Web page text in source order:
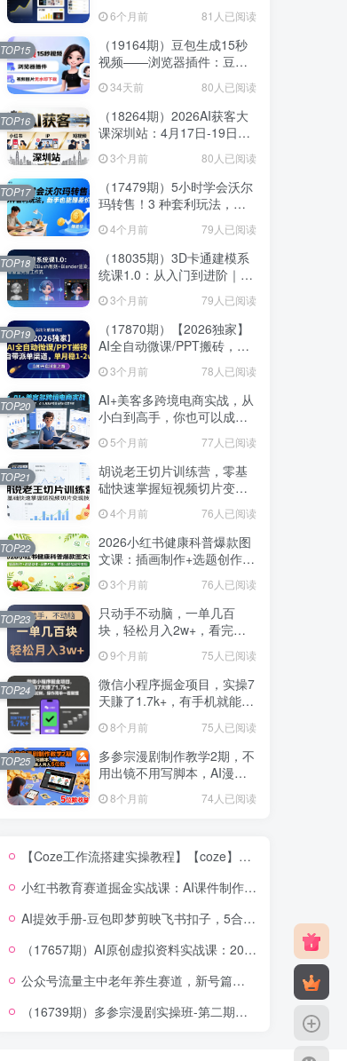
（17657期）AI原创虚拟资料实战课：2026新机会，小红书闲鱼开店，普通人用AI轻松变现，月入5万+ AI提效手册-豆包即梦剪映飞书扣子，5合1精讲实操指南，30+常见职场案例拿来即用
2026小红书健康科普爆款图文课：插画制作+选题创作+品牌对接，零基础轻松起号变现 “大乘活法”AI对口型视频创作全攻略：文案剪辑+声音克隆+封面制作，快速起号变现
6个月前 81人已阅读
（19164期）豆包生成15秒
视频——浏览器插件：豆
+ 解锁15秒视频生成
34天前 80人已阅读
TOP15
（18264期）2026AI获客大
课深圳站：4月17日-19日3
频，老板操盘手必来
3个月前 80人已阅读
TOP16
（17479期）5小时学会沃尔
玛转售！3 种套利玩法，新
4个月前 79人已阅读
TOP17
（18035期）3D卡通建模系
统课1.0：从入门到进阶｜
10章覆盖完整工作流
3个月前 79人已阅读
TOP18
（17870期）【2026独家】
AI全自动微课/PPT搬砖，自
3个月前 78人已阅读
TOP19
AI+美客多跨境电商实战，从
小白到高手，你也可以成为
美客多跨境电商的运营专家
5个月前 77人已阅读
TOP20
胡说老王切片训练营，零基
础快速掌握短视频切片变现
技巧4个月前 76人已阅读
TOP21
2026小红书健康科普爆款图
文课：插画制作+选题创作
+品牌对接，零基础轻松起号
变现3个月前 76人已阅读
TOP22
只动手不动脑，一单几百
块，轻松月入2w+，看完就
能直接操作，详细教程
9个月前 75人已阅读
TOP23
微信小程序掘金项目，实操7
天賺了1.7k+，有手机就能
秘】8个月前 75人已阅读
TOP24
多参宗漫剧制作教学2期，不
用出镜不用写脚本，AI漫剧
8个月前 74人已阅读
TOP25
【Coze工作流搭建实操教程】【coze】早安情感电台日签视频还在手动做？用扣子工作流自动生成，省时90%
小红书教育赛道掘金实战课：AI课件制作+店铺运营+爆款笔记，打通知识变现全路径
AI提效手册-豆包即梦剪映飞书扣子，5合1精讲实操指南，30+常见职场案例拿来即用
（17657期）AI原创虚拟资料实战课：2026新机会，小红书闲鱼开店，普通人用AI轻松变现，月入5万+
公众号流量主中老年养生赛道，新号篇篇5W+阅读，新手也能这样跑
（16739期）多参宗漫剧实操班-第二期，不出镜不写脚本、快速出片、多平台变现，一个人就是一家工作室